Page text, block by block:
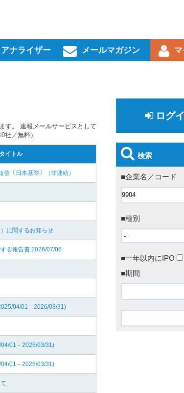
アナライザー メールマガジン
す。 速報メールサービスとして
／無料）
イトル
〔日本基準〕（非連結）
に関するお知らせ
る報告書 2026/07/06
04/01－2026/03/31)
01－2026/03/31)
01－2026/03/31)
ログ
検索
■企業名／コード
■種別
■一年以内にIPO
■期間